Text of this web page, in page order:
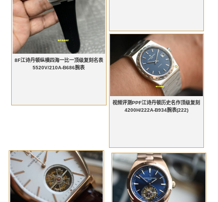
8F江诗丹顿纵横四海一比一顶级复刻名表
5520V/210A-B686腕表
视频评测PPF江诗丹顿历史名作顶级复刻
4200H/222A-B934腕表(222)